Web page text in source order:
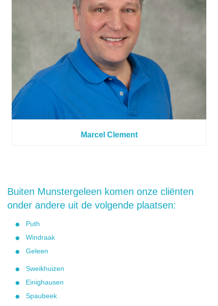
Marcel Clement
Buiten Munstergeleen komen onze cliënten
onder andere uit de volgende plaatsen:
Puth
Windraak
Geleen
Sweikhuizen
Einighausen
Spaubeek